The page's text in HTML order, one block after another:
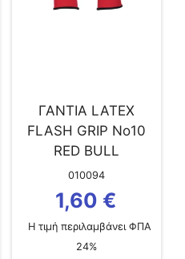
ΓΑΝΤΙΑ LATEX
FLASH GRIP No10
RED BULL
010094
1,60 €
Η τιμή περιλαμβάνει ΦΠΑ
24%